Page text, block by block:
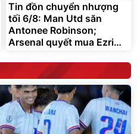
Tin đồn chuyển nhượng
tối 6/8: Man Utd săn
Antonee Robinson;
Arsenal quyết mua Ezri